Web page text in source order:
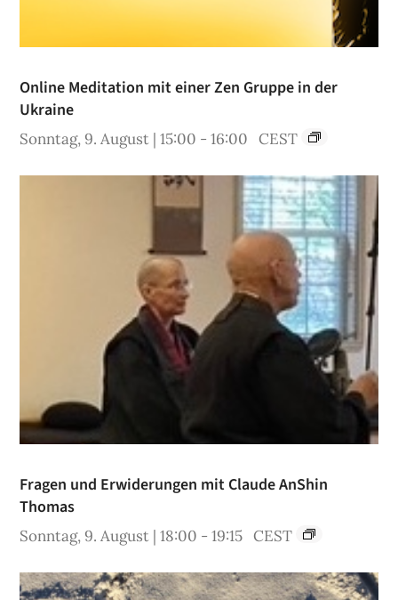
Online Meditation mit einer Zen Gruppe in der
Ukraine
Sonntag, 9. August | 15:00 -16:00 CEST
Fragen und Erwiderungen mit Claude AnShin
Thomas
Sonntag, 9. August | 18:00 -19:15 CEST